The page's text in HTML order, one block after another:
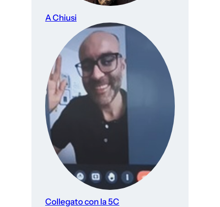
A Chiusi
Collegato con la 5C